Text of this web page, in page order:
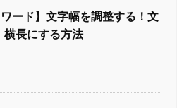
ワード】文字幅を調整する！文
横長にする方法